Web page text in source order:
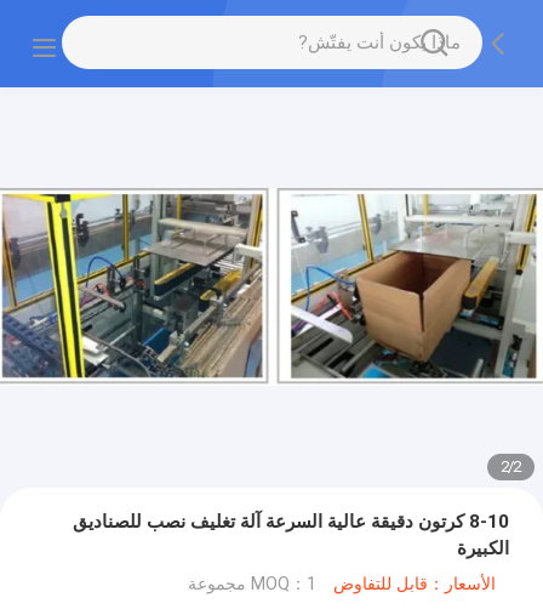
2
/
2
8-10 كرتون دقيقة عالية السرعة آلة تغليف نصب للصناديق
الكبيرة
الأسعار：قابل للتفاوض MOQ：1 مجموعة